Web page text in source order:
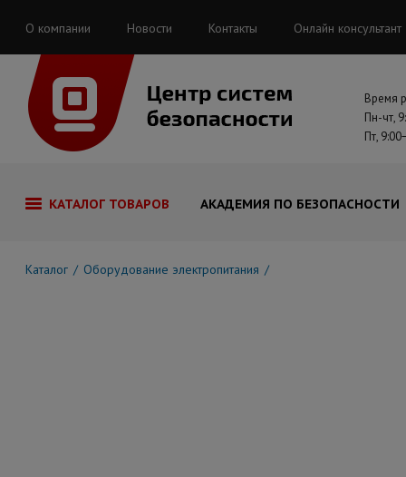
О компании Новости Контакты Онлайн консультант
Время
Пн-чт,
Пт,
КАТАЛОГ ТОВАРОВ АКАДЕМИЯ ПО БЕЗОПАСНОСТИ
Каталог Оборудование электропитания